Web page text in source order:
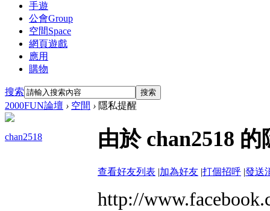
手遊
公會Group
空間Space
網頁遊戲
應用
購物
搜索 搜索
2000FUN論壇 › 空間 › 隱私提醒
chan2518 由於 chan2518
查看好友列表 |加為好友 |打個招呼 |發送
http://